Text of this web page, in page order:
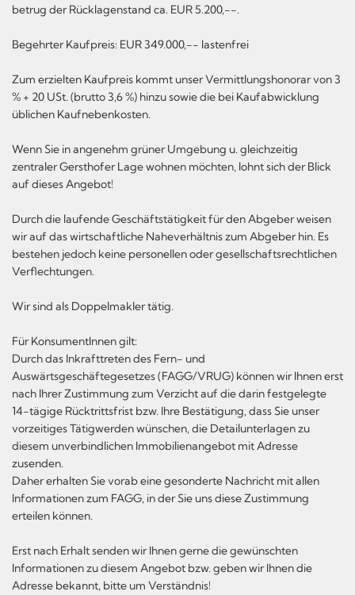
betrug der Rücklagenstand ca. EUR 5.200,--.
Begehrter Kaufpreis: EUR 349.000,-- lastenfrei
Zum erzielten Kaufpreis kommt unser Vermittlungshonorar von 3
% + 20 USt. (brutto 3,6 %) hinzu sowie die bei Kaufabwicklung
üblichen Kaufnebenkosten.
Wenn Sie in angenehm grüner Umgebung u. gleichzeitig
zentraler Gersthofer Lage wohnen möchten, lohnt sich der Blick
auf dieses Angebot!
Durch die laufende Geschäftstätigkeit für den Abgeber weisen
wir auf das wirtschaftliche Naheverhältnis zum Abgeber hin. Es
bestehen jedoch keine personellen oder gesellschaftsrechtlichen
Verflechtungen.
Wir sind als Doppelmakler tätig.
Für KonsumentInnen gilt:
Durch das Inkrafttreten des Fern- und
Auswärtsgeschäftegesetzes (FAGG/VRUG) können wir Ihnen erst
nach Ihrer Zustimmung zum Verzicht auf die darin festgelegte
14-tägige Rücktrittsfrist bzw. Ihre Bestätigung, dass Sie unser
vorzeitiges Tätigwerden wünschen, die Detailunterlagen zu
diesem unverbindlichen Immobilienangebot mit Adresse
zusenden.
Daher erhalten Sie vorab eine gesonderte Nachricht mit allen
Informationen zum FAGG, in der Sie uns diese Zustimmung
erteilen können.
Erst nach Erhalt senden wir Ihnen gerne die gewünschten
Informationen zu diesem Angebot bzw. geben wir Ihnen die
Adresse bekannt, bitte um Verständnis!